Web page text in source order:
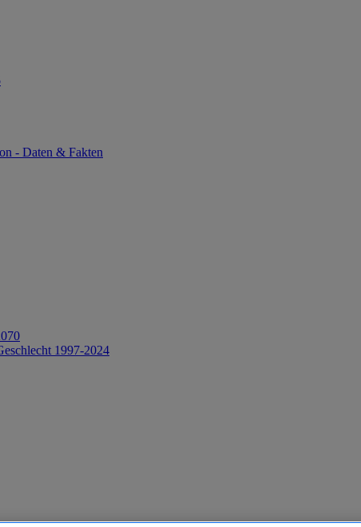
- Daten & Fakten
1997-2024